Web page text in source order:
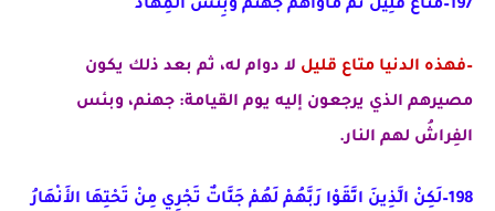
197–مَتَاعٌ قَلِيلٌ ثُمَّ مَأْوَاهُمْ جَهَنَّمُ وَبِئْسَ الْمِهَادُ
–فهذه الدنيا متاع قليل لا دوام له، ثم بعد ذلك يكون
مصيرهم الذي يرجعون إليه يوم القيامة: جهنم، وبئس
الفِراشُ لهم النار.
198–لَكِنْ الَّذِينَ اتَّقَوْا رَبَّهُمْ لَهُمْ جَنَّاتٌ تَجْرِي مِنْ تَحْتِهَا الأَنْهَارُ